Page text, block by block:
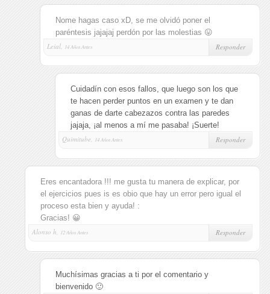
Nome hagas caso xD, se me olvidó poner el
paréntesis jajajaj perdón por las molestias 😛
Leial,
14 Años Antes Responder
Cuidadín con esos fallos, que luego son los que
te hacen perder puntos en un examen y te dan
ganas de darte cabezazos contra las paredes
jajaja, ¡al menos a mí me pasaba! ¡Suerte!
Quimitube,
14 Años Antes Responder
Eres encantadora !!! me gusta tu manera de explicar, por
el ejercicios pues is es obio que hay un error pero igual el
proceso esta bien y ayuda! :
Gracias! 😀
Alonso h,
12 Años Antes Responder
Muchísimas gracias a ti por el comentario y
bienvenido 🙂